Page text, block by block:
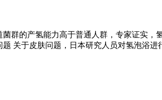
群的产氢能力高于普通人群，专家证实
关于皮肤问题，日本研究人员对氢泡浴